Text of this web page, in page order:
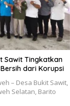
Sawit Tingkatkan
dari Korupsi
– Desa Bukit Sawit,
Selatan, Barito